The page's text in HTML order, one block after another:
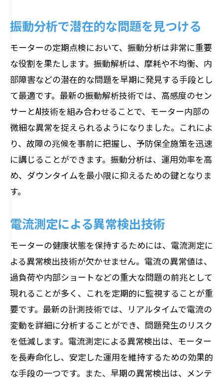
振動分析で潜在的な問題を見つける
モーターの定期点検において、振動分析は非常に重要
な役割を果たします。振動解析は、摩耗や不均衡、内
部障害などの潜在的な問題を早期に発見する手段とし
て最適です。最新の振動解析技術では、高感度のセン
サーとAI技術を組み合わせることで、モーター内部の
微細な異常を捉えられるようになりました。これによ
り、故障の兆候を事前に把握し、予防保全施策を迅速
に講じることができます。振動分析は、運用効率を高
め、ダウンタイムを最小限に抑えるための鍵となりま
す。
電流測定による異常検出技術
モーターの健康状態を保持するためには、電流測定に
よる異常検出技術が欠かせません。電流の異常値は、
過負荷や内部ショートなどの重大な問題の前兆として
現れることが多く、これを定期的に監視することが重
要です。最新の計測技術では、リアルタイムで電流の
変動を詳細に分析することができ、問題発生のリスク
を低減します。電流測定による異常検出は、モーター
を長寿命化し、安定した運用を維持するための効果的
な手段の一つです。また、早期の異常検出は、メンテ